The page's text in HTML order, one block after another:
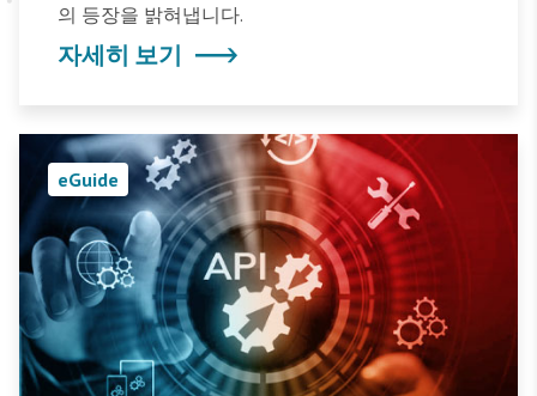
의 등장을 밝혀냅니다.
자세히 보기
eGuide